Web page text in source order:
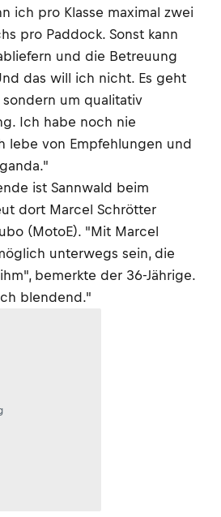
ich pro Klasse maximal zwei
pro Paddock. Sonst kann
und die Betreuung
das will ich nicht. Es geht
um qualitativ
Ich habe noch nie
lebe von Empfehlungen und
ist Sannwald beim
dort Marcel Schrötter
(MotoE). "Mit Marcel
unterwegs sein, die
bemerkte der 36-Jährige.
blendend."